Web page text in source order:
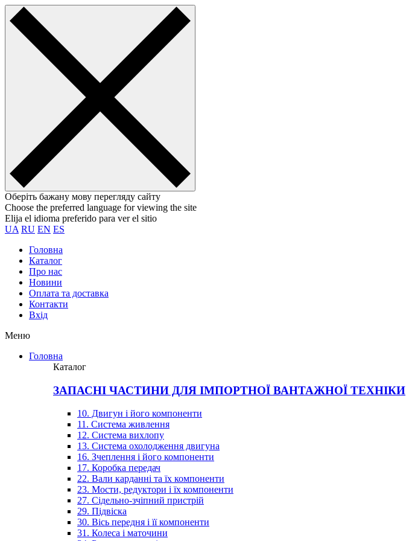
Оберіть бажану мову перегляду сайту
Choose the preferred language for viewing the site
Elija el idioma preferido para ver el sitio
UA RU EN ES
Головна
Каталог
Про нас
Новини
Оплата та доставка
Контакти
Вхiд
Меню
Головна
Каталог
ЗАПАСНІ ЧАСТИНИ ДЛЯ ІМПОРТНОЇ ВАНТАЖНОЇ ТЕХНІКИ
10. Двигун і його компоненти
11. Система живлення
12. Система вихлопу
13. Система охолодження двигуна
16. Зчеплення і його компоненти
17. Коробка передач
22. Вали карданні та їх компоненти
23. Мости, редуктори і їх компоненти
27. Сідельно-зчіпний пристрій
29. Підвіска
30. Вісь передня і її компоненти
31. Колеса і маточини